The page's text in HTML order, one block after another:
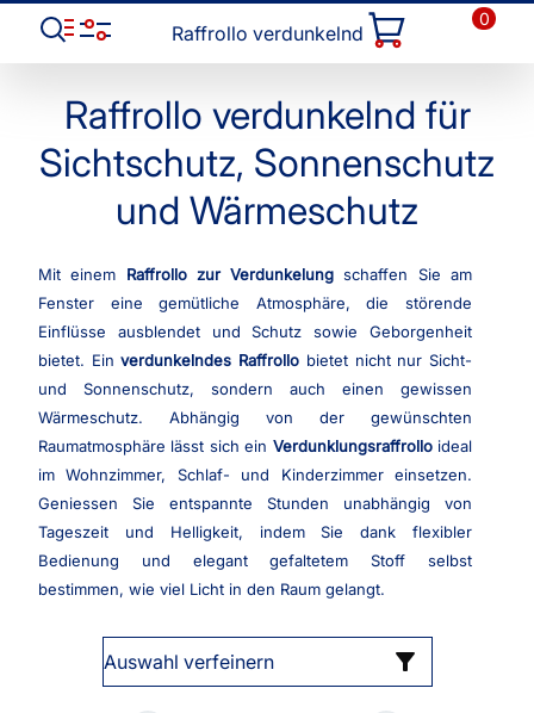
Raffrollo verdunkelnd
0
Raffrollo verdunkelnd für
Sichtschutz, Sonnenschutz
und Wärmeschutz
Mit einem Raffrollo zur Verdunkelung schaffen Sie am
Fenster eine gemütliche Atmosphäre, die störende
Einflüsse ausblendet und Schutz sowie Geborgenheit
bietet. Einverdunkelndes Raffrollo bietet nicht nur Sicht-
und Sonnenschutz, sondern auch einen gewissen
Wärmeschutz. Abhängig von der gewünschten
Raumatmosphäre lässt sich ein Verdunklungsraffrolloideal
im Wohnzimmer, Schlaf- und Kinderzimmer einsetzen.
Geniessen Sie entspannte Stunden unabhängig von
Tageszeit und Helligkeit, indem Sie dank flexibler
Bedienung und elegant gefaltetem Stoff selbst
bestimmen, wie viel Licht in den Raum gelangt.
Auswahl verfeinern